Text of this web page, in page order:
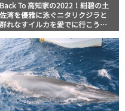
Back To 高知家の2022！紺碧の土
佐湾を優雅に泳ぐニタリクジラと
群れなすイルカを愛でに行こう！
高知県土佐市宇佐の「ホエールウ
ォッチング宇佐」